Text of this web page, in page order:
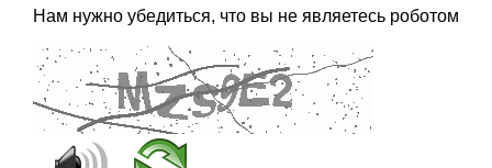
Нам нужно убедиться, что вы не являетесь роботом